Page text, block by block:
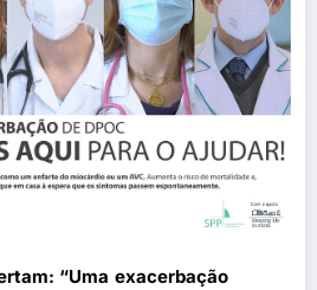
“Uma exacerbação